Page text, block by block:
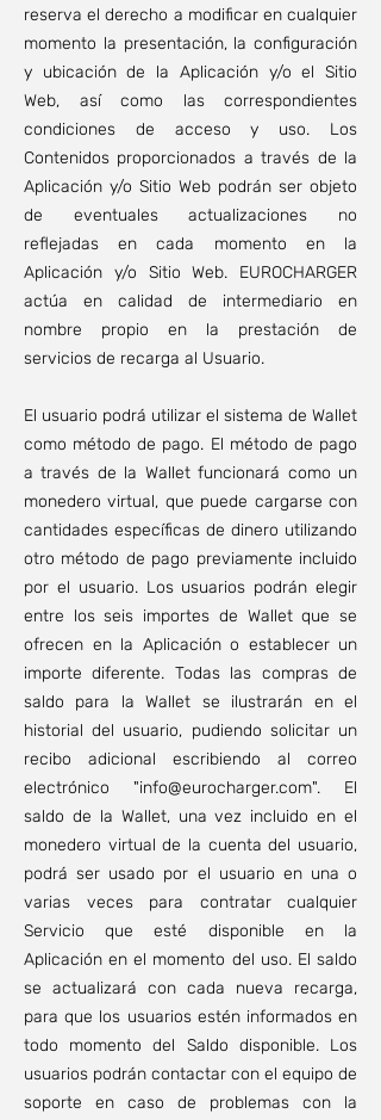
reserva el derecho a modificar en cualquier
momento la presentación, la configuración
y ubicación de la Aplicación y/o el Sitio
Web, así como las correspondientes
condiciones de acceso y uso. Los
Contenidos proporcionados a través de la
Aplicación y/o Sitio Web podrán ser objeto
de eventuales actualizaciones no
reflejadas en cada momento en la
Aplicación y/o Sitio Web. EUROCHARGER
actúa en calidad de intermediario en
nombre propio en la prestación de
servicios de recarga al Usuario.
El usuario podrá utilizar el sistema de Wallet
como método de pago. El método de pago
a través de la Wallet funcionará como un
monedero virtual, que puede cargarse con
cantidades específicas de dinero utilizando
otro método de pago previamente incluido
por el usuario. Los usuarios podrán elegir
entre los seis importes de Wallet que se
ofrecen en la Aplicación o establecer un
importe diferente. Todas las compras de
saldo para la Wallet se ilustrarán en el
historial del usuario, pudiendo solicitar un
recibo adicional escribiendo al correo
electrónico "info@eurocharger.com". El
saldo de la Wallet, una vez incluido en el
monedero virtual de la cuenta del usuario,
podrá ser usado por el usuario en una o
varias veces para contratar cualquier
Servicio que esté disponible en la
Aplicación en el momento del uso. El saldo
se actualizará con cada nueva recarga,
para que los usuarios estén informados en
todo momento del Saldo disponible. Los
usuarios podrán contactar con el equipo de
soporte en caso de problemas con la